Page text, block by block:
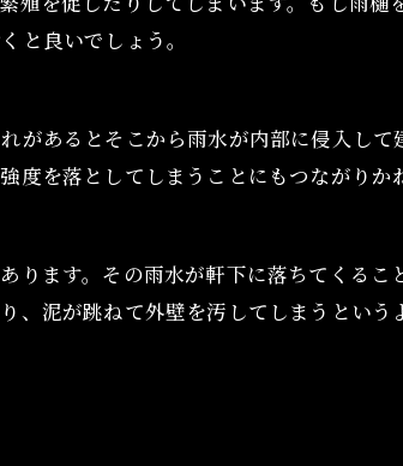
と良いでしょう。
があるとそこから雨水が内部に侵入して
を落としてしまうことにもつながりか
ります。その雨水が軒下に落ちてくるこ
泥が跳ねて外壁を汚してしまうという